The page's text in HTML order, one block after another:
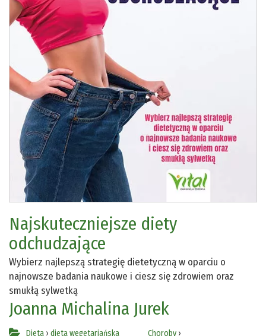
Najskuteczniejsze diety
odchudzające
Wybierz najlepszą strategię dietetyczną w oparciu o
najnowsze badania naukowe i ciesz się zdrowiem oraz
smukłą sylwetką
Joanna Michalina Jurek
Dieta › dieta wegetariańska
Choroby›